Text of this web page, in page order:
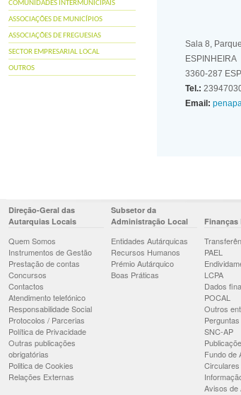
COMUNIDADES INTERMUNICIPAIS
ASSOCIAÇÕES DE MUNICÍPIOS
ASSOCIAÇÕES DE FREGUESIAS
SECTOR EMPRESARIAL LOCAL
OUTROS
Sala 8,
ESPINHEIRA
3360-287
Tel.:
Email:
Direção-Geral das
Autarquias Locais
Quem Somos
Instrumentos de Gestão
Prestação de contas
Concursos
Contactos
Atendimento telefónico
Responsabilidade Social
Protocolos / Parcerias
Política de Privacidade
Outras publicações
obrigatórias
Politica de Cookies
Relações Externas
Subsetor da
Administração Local
Entidades Autárquicas
Recursos Humanos
Prémio Autárquico
Boas Práticas
Finanças
PAEL
LCPA
Dados
POCAL
Outros
SNC-AP
Fundo de
Avisos de